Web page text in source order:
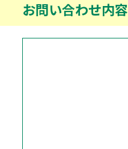
お問い合わせ内容